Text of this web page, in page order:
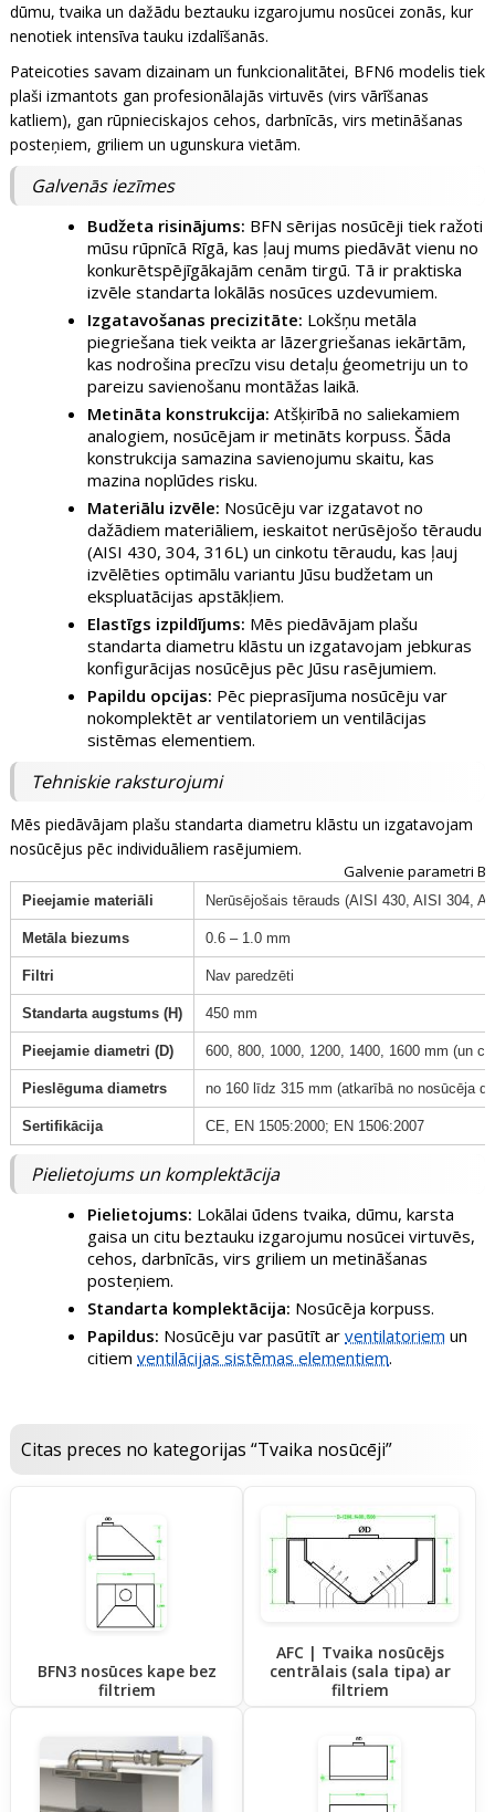
dūmu, tvaika un dažādu beztauku izgarojumu nosūcei zonās, kur
nenotiek intensīva tauku izdalīšanās.
Pateicoties savam dizainam un funkcionalitātei, BFN6 modelis tiek
plaši izmantots gan profesionālajās virtuvēs (virs vārīšanas
katliem), gan rūpnieciskajos cehos, darbnīcās, virs metināšanas
posteņiem, griliem un ugunskura vietām.
Galvenās iezīmes
Budžeta risinājums: BFN sērijas nosūcēji tiek ražoti
mūsu rūpnīcā Rīgā, kas ļauj mums piedāvāt vienu no
konkurētspējīgākajām cenām tirgū. Tā ir praktiska
izvēle standarta lokālās nosūces uzdevumiem.
Izgatavošanas precizitāte: Lokšņu metāla
piegriešana tiek veikta ar lāzergriešanas iekārtām,
kas nodrošina precīzu visu detaļu ģeometriju un to
pareizu savienošanu montāžas laikā.
Metināta konstrukcija: Atšķirībā no saliekamiem
analogiem, nosūcējam ir metināts korpuss. Šāda
konstrukcija samazina savienojumu skaitu, kas
mazina noplūdes risku.
Materiālu izvēle: Nosūcēju var izgatavot no
dažādiem materiāliem, ieskaitot nerūsējošo tēraudu
(AISI 430, 304, 316L) un cinkotu tēraudu, kas ļauj
izvēlēties optimālu variantu Jūsu budžetam un
ekspluatācijas apstākļiem.
Elastīgs izpildījums: Mēs piedāvājam plašu
standarta diametru klāstu un izgatavojam jebkuras
konfigurācijas nosūcējus pēc Jūsu rasējumiem.
Papildu opcijas: Pēc pieprasījuma nosūcēju var
nokomplektēt ar ventilatoriem un ventilācijas
sistēmas elementiem.
Tehniskie raksturojumi
Mēs piedāvājam plašu standarta diametru klāstu un izgatavojam
nosūcējus pēc individuāliem rasējumiem.
Galvenie parametri
Pieejamie materiāli Nerūsējošais tērauds (AISI 430, AISI 304,
Metāla biezums 0.6 – 1.0 mm
Filtri Nav paredzēti
Standarta augstums (H) 450 mm
Pieejamie diametri (D) 600, 800, 1000, 1200, 1400, 1600 mm (un
Pieslēguma diametrs no 160 līdz 315 mm (atkarībā no nosūcēja
Sertifikācija CE, EN 1505:2000; EN 1506:2007
Pielietojums un komplektācija
Pielietojums: Lokālai ūdens tvaika, dūmu, karsta
gaisa un citu beztauku izgarojumu nosūcei virtuvēs,
cehos, darbnīcās, virs griliem un metināšanas
posteņiem.
Standarta komplektācija: Nosūcēja korpuss.
Papildus: Nosūcēju var pasūtīt ar ventilatoriem un
citiem ventilācijas sistēmas elementiem.
Citas preces no kategorijas “Tvaika nosūcēji”
BFN3 nosūces kape bez
filtriem
AFC | Tvaika nosūcējs
centrālais (sala tipa) ar
filtriem